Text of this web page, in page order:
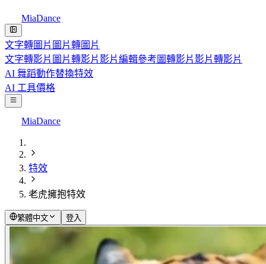
MiaDance
文字轉圖片 圖片轉圖片
文字轉影片 圖片轉影片 影片編輯參考圖轉影片 影片轉影片
AI 舞蹈動作替換特效
AI 工具價格
MiaDance
特效
老虎擁抱特效
繁體中文 登入